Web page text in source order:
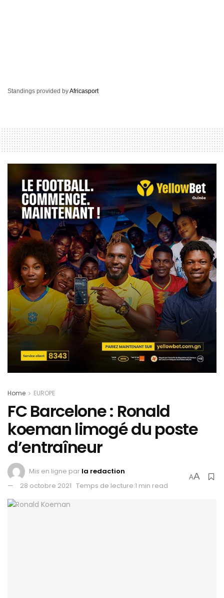
Standings provided byAfricasport
Home EUROPE
FC Barcelone : Ronald
koeman limogé du poste
d’entraîneur
Mis en ligne par la redaction
28 octobre 2021 Temps de lecture:1 min read
AA